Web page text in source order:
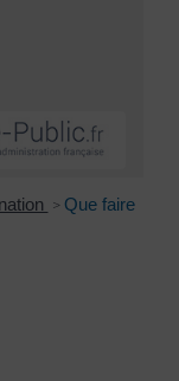
> Que faire